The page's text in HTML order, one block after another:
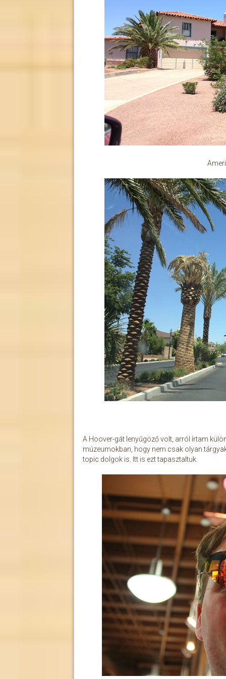
A Hoover-gát lenyűgöző volt, arról írtam
múzeumokban, hogy nem csak olyan
topic dolgok is. Itt is ezt tapasztaltuk.